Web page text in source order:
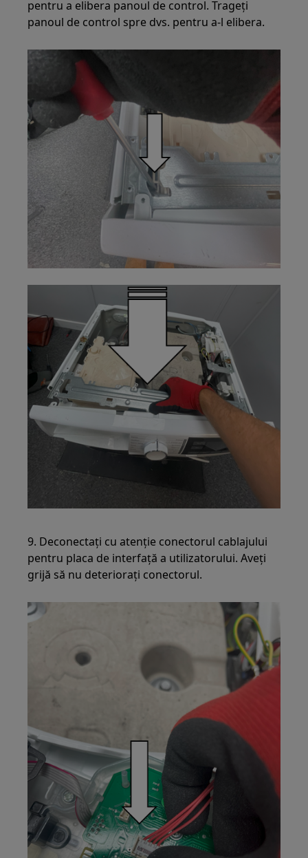
pentru a elibera panoul de control. Trageți
panoul de control spre dvs. pentru a-l elibera.
9. Deconectați cu atenție conectorul cablajului
pentru placa de interfață a utilizatorului. Aveți
grijă să nu deteriorați conectorul.